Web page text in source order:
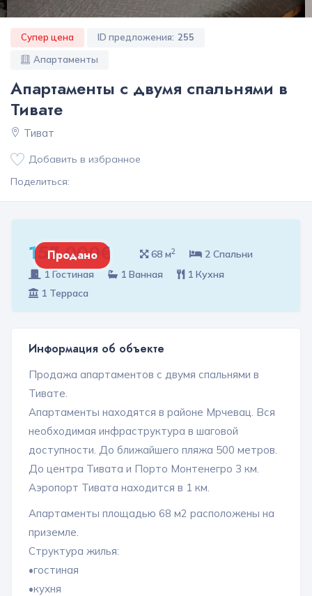
Супер цена ID предложения: 255
Апартаменты
Апартаменты с двумя спальнями в
Тивате
Тиват
Добавить в избранное
Поделиться:
157 000€
Продано 68 м2
2 Спальни
1 Гостиная
1 Ванная
1 Кухня
1 Терраса
Информация об объекте
Продажа апартаментов с двумя спальнями в
Тивате.
Апартаменты находятся в районе Мрчевац. Вся
необходимая инфраструктура в шаговой
доступности. До ближайшего пляжа 500 метров.
До центра Тивата и Порто Монтенегро 3 км.
Аэропорт Тивата находится в 1 км.
Апартаменты площадью 68 м2 расположены на
приземле.
Структура жилья:
•гостиная
•кухня